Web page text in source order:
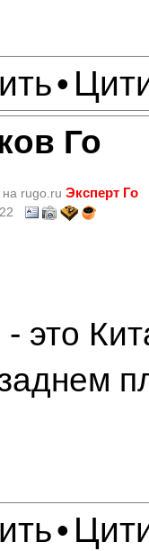
•
Го
на rugo.ru Эксперт Го
это
•